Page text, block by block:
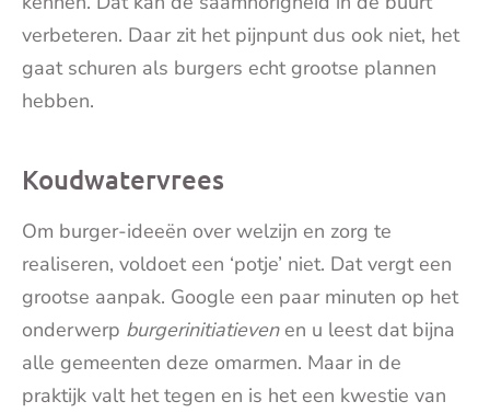
verbeteren. Daar zit het pijnpunt dus ook niet, het
gaat schuren als burgers echt grootse plannen
hebben.
Koudwatervrees
Om burger-ideeën over welzijn en zorg te
realiseren, voldoet een ‘potje’ niet. Dat vergt een
grootse aanpak. Google een paar minuten op het
onderwerp burgerinitiatievenen u leest dat bijna
alle gemeenten deze omarmen. Maar in de
praktijk valt het tegen en is het een kwestie van